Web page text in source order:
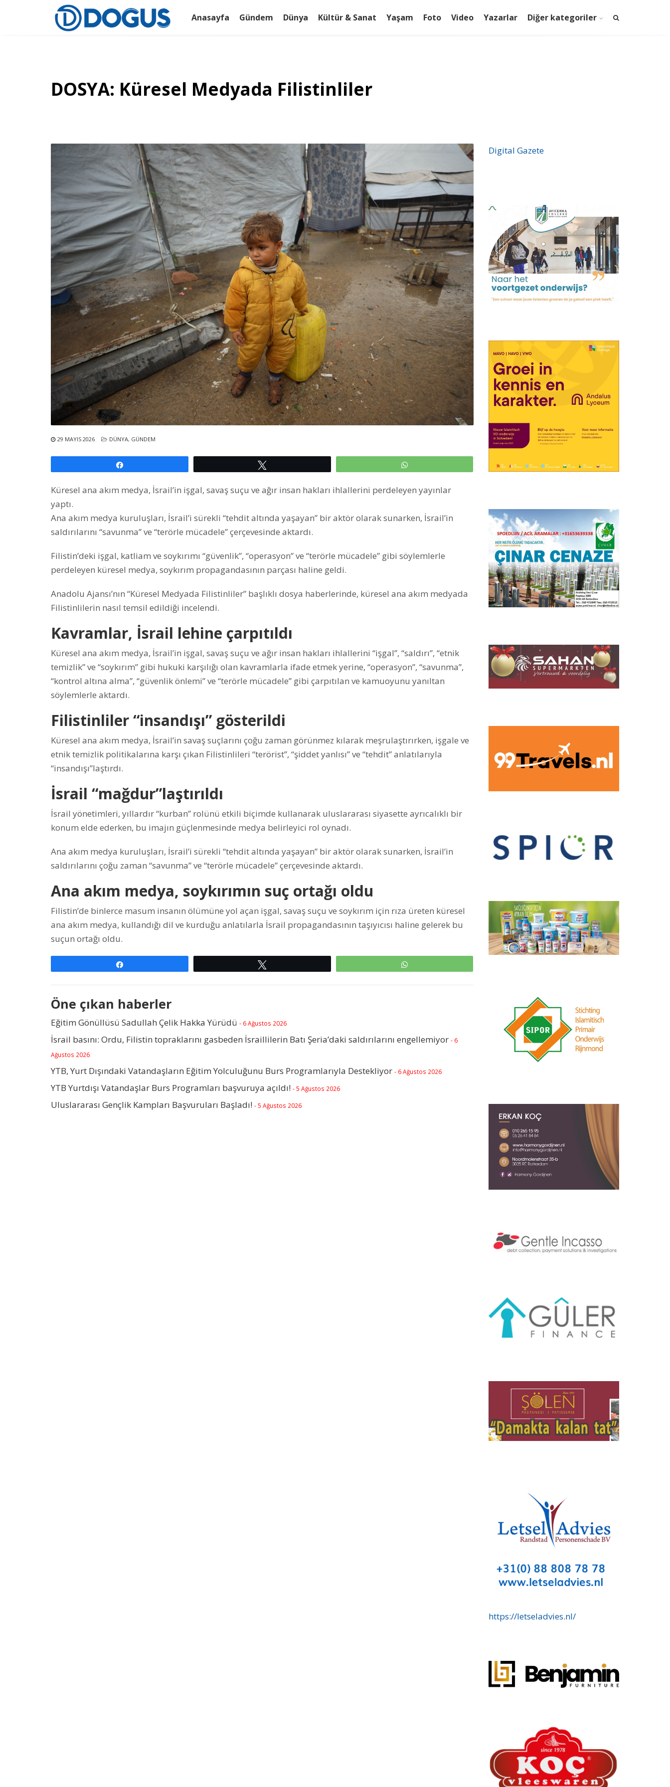
Anasayfa Gündem Dünya Kültür & Sanat Yaşam Foto Video Yazarlar Diğer kategoriler
DOSYA: Küresel Medyada Filistinliler
29 MAYIS 2026 DÜNYA, GÜNDEM
Küresel ana akım medya, İsrail’in işgal, savaş suçu ve ağır insan hakları ihlallerini perdeleyen yayınlar
yaptı.
Ana akım medya kuruluşları, İsrail’i sürekli “tehdit altında yaşayan” bir aktör olarak sunarken, İsrail’in
saldırılarını “savunma” ve “terörle mücadele” çerçevesinde aktardı.
Filistin’deki işgal, katliam ve soykırımı “güvenlik”, “operasyon” ve “terörle mücadele” gibi söylemlerle
perdeleyen küresel medya, soykırım propagandasının parçası haline geldi.
Anadolu Ajansı’nın “Küresel Medyada Filistinliler” başlıklı dosya haberlerinde, küresel ana akım medyada
Filistinlilerin nasıl temsil edildiği incelendi.
Kavramlar, İsrail lehine çarpıtıldı
Küresel ana akım medya, İsrail’in işgal, savaş suçu ve ağır insan hakları ihlallerini “işgal”, “saldırı”, “etnik
temizlik” ve “soykırım” gibi hukuki karşılığı olan kavramlarla ifade etmek yerine, “operasyon”, “savunma”,
“kontrol altına alma”, “güvenlik önlemi” ve “terörle mücadele” gibi çarpıtılan ve kamuoyunu yanıltan
söylemlerle aktardı.
Filistinliler “insandışı” gösterildi
Küresel ana akım medya, İsrail’in savaş suçlarını çoğu zaman görünmez kılarak meşrulaştırırken, işgale ve
etnik temizlik politikalarına karşı çıkan Filistinlileri “terörist”, “şiddet yanlısı” ve “tehdit” anlatılarıyla
“insandışı”laştırdı.
İsrail “mağdur”laştırıldı
İsrail yönetimleri, yıllardır “kurban” rolünü etkili biçimde kullanarak uluslararası siyasette ayrıcalıklı bir
konum elde ederken, bu imajın güçlenmesinde medya belirleyici rol oynadı.
Ana akım medya kuruluşları, İsrail’i sürekli “tehdit altında yaşayan” bir aktör olarak sunarken, İsrail’in
saldırılarını çoğu zaman “savunma” ve “terörle mücadele” çerçevesinde aktardı.
Ana akım medya, soykırımın suç ortağı oldu
Filistin’de binlerce masum insanın ölümüne yol açan işgal, savaş suçu ve soykırım için rıza üreten küresel
ana akım medya, kullandığı dil ve kurduğu anlatılarla İsrail propagandasının taşıyıcısı haline gelerek bu
suçun ortağı oldu.
Öne çıkan haberler
Eğitim Gönüllüsü Sadullah Çelik Hakka Yürüdü - 6 Ağustos 2026
İsrail basını: Ordu, Filistin topraklarını gasbeden İsraillilerin Batı Şeria’daki saldırılarını engellemiyor - 6
Ağustos 2026
YTB, Yurt Dışındaki Vatandaşların Eğitim Yolculuğunu Burs Programlarıyla Destekliyor - 6 Ağustos 2026
YTB Yurtdışı Vatandaşlar Burs Programları başvuruya açıldı! - 5 Ağustos 2026
Uluslararası Gençlik Kampları Başvuruları Başladı! - 5 Ağustos 2026
Digital Gazete
https://letseladvies.nl/